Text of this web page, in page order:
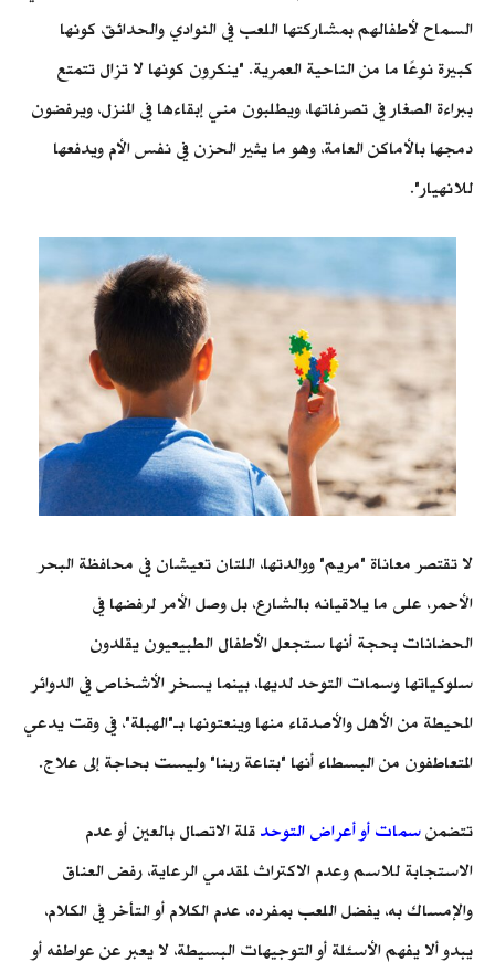
السماح لأطفالهم بمشاركتها اللعب في النوادي والحدائق، كونها
كبيرة نوعًا ما من الناحية العمرية. "ينكرون كونها لا تزال تتمتع
ببراءة الصغار في تصرفاتها، ويطلبون مني إبقاءها في المنزل، ويرفضون
دمجها بالأماكن العامة، وهو ما يثير الحزن في نفس الأم ويدفعها
للانهيار".
لا تقتصر معاناة "مريم" ووالدتها، اللتان تعيشان في محافظة البحر
الأحمر، على ما يلاقيانه بالشارع، بل وصل الأمر لرفضها في
الحضانات بحجة أنها ستجعل الأطفال الطبيعيون يقلدون
سلوكياتها وسمات التوحد لديها، بينما يسخر الأشخاص في الدوائر
المحيطة من الأهل والأصدقاء منها وينعتونها بـ"الهبلة"، في وقت يدعي
المتعاطفون من البسطاء أنها "بتاعة ربنا" وليست بحاجة إلى علاج.
تتضمن سمات أو أعراض التوحد قلة الاتصال بالعين أو عدم
الاستجابة للاسم وعدم الاكتراث لمقدمي الرعاية، رفض العناق
والإمساك به، يفضل اللعب بمفرده، عدم الكلام أو التأخر في الكلام،
يبدو ألا يفهم الأسئلة أو التوجيهات البسيطة، لا يعبر عن عواطفه أو